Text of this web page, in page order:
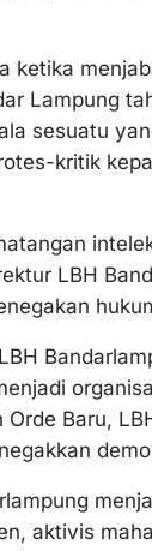
ketika
Lampung
sesuatu
kritik
LBH
Baru,
aktivis